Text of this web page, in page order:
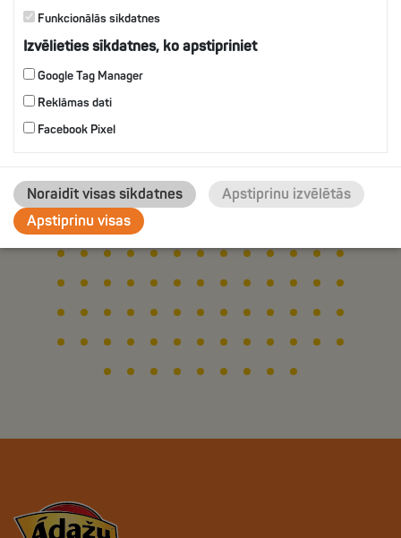
IZVĒLIES
Funkcionālās sīkdatnes
Izvēlieties sīkdatnes, ko apstipriniet
Google Tag Manager
Reklāmas dati
Facebook Pixel
Noraidīt visas sīkdatnes
Apstiprinu izvēlētās
Apstiprinu visas